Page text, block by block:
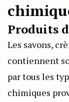
Produits
Les savons,
contiennent
par tous les
chimiques